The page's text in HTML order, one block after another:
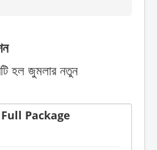
হল জুমলার নতুন
Package